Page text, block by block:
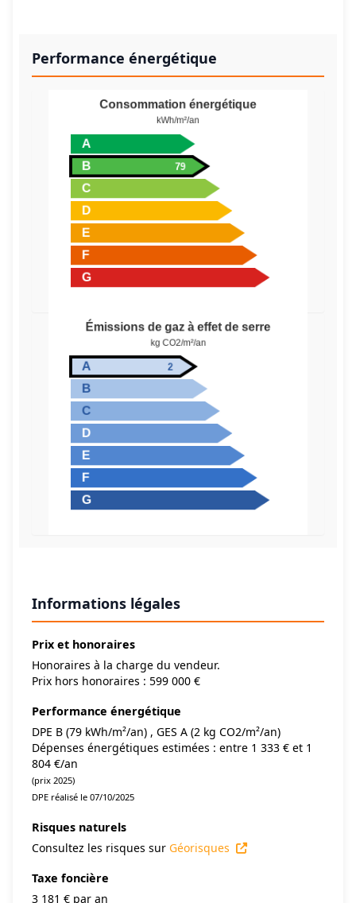
Performance énergétique
Informations légales
Prix et honoraires
Honoraires à la charge du vendeur.
Prix hors honoraires : 599 000 €
Performance énergétique
DPE B (79 kWh/m²/an) , GES A (2 kg CO2/m²/an)
Dépenses énergétiques estimées : entre 1 333 € et 1
804 €/an
(prix 2025)
DPE réalisé le 07/10/2025
Risques naturels
Consultez les risques sur Géorisques
Taxe foncière
3 181 € par an